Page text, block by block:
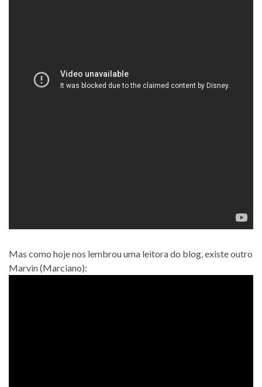
Mas como hoje nos lembrou uma leitora do blog, existe outro
Marvin (Marciano):